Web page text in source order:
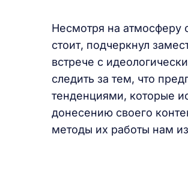
Несмотря на атмосферу
стоит, подчеркнул
встрече с
следить за тем, что
тенденциями, которые
донесению своего
методы их работы нам